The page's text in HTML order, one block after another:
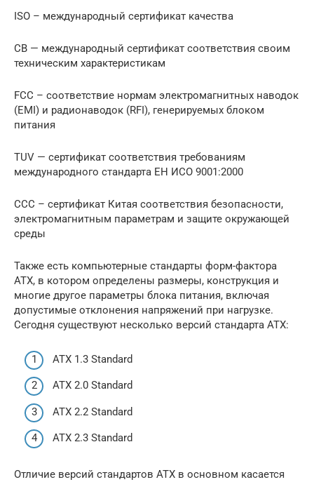
ISO – международный сертификат качества
CB — международный сертификат соответствия своим
техническим характеристикам
FCC – соответствие нормам электромагнитных наводок
(EMI) и радионаводок (RFI), генерируемых блоком
питания
TUV — сертификат соответствия требованиям
международного стандарта ЕН ИСО 9001:2000
ССС – сертификат Китая соответствия безопасности,
электромагнитным параметрам и защите окружающей
среды
Также есть компьютерные стандарты форм-фактора
АТХ, в котором определены размеры, конструкция и
многие другое параметры блока питания, включая
допустимые отклонения напряжений при нагрузке.
Сегодня существуют несколько версий стандарта АТХ:
ATX 1.3 Standard
ATX 2.0 Standard
ATX 2.2 Standard
ATX 2.3 Standard
Отличие версий стандартов АТХ в основном касается